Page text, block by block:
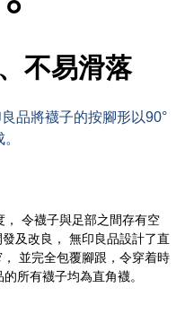
不易滑落
品將襪子的按腳形以90°
令襪子與足部之間存有空
及改良， 無印良品設計了直
並完全包覆腳跟，令穿着時
所有襪子均為直角襪。